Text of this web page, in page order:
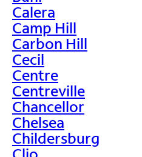
Calera
Camp Hill
Carbon Hill
Cecil
Centre
Centreville
Chancellor
Chelsea
Childersburg